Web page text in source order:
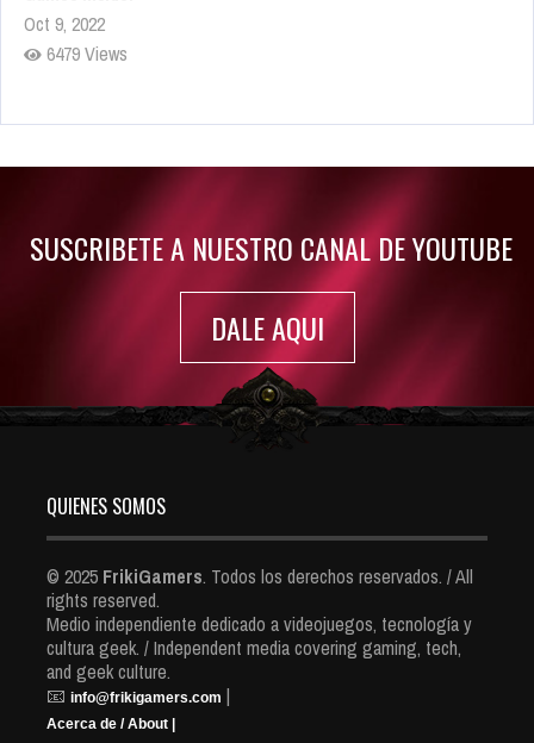
Oct 9, 2022
6479 Views
Rumor: Se filtran los primeros detalles de Resident Evil 9
SUSCRIBETE A NUESTRO CANAL DE YOUTUBE
DALE AQUI
QUIENES SOMOS
© 2025 FrikiGamers. Todos los derechos reservados. / All
rights reserved.
Medio independiente dedicado a videojuegos, tecnología y
cultura geek. / Independent media covering gaming, tech,
and geek culture.
📧 info@frikigamers.com |
Acerca de / About |